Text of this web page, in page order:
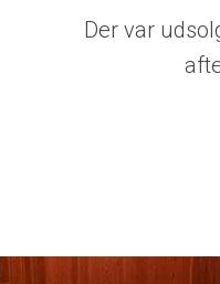
Der var